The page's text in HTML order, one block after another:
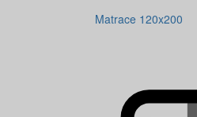
Matrace 120x200